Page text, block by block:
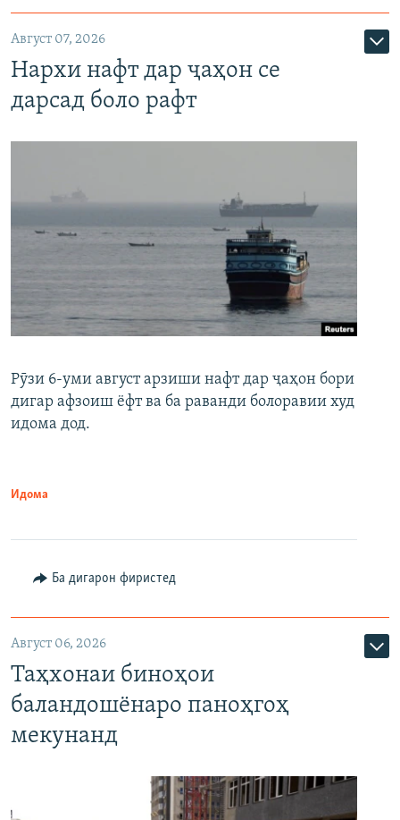
Август 07, 2026
Нархи нафт дар ҷаҳон се
дарсад боло рафт
Рӯзи 6-уми август арзиши нафт дар ҷаҳон бори
дигар афзоиш ёфт ва ба раванди болоравии худ
идома дод.
Идома
Ба дигарон фиристед
Август 06, 2026
Таҳхонаи биноҳои
баландошёнаро паноҳгоҳ
мекунанд